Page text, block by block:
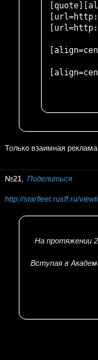
Только взаимная
Поделиться
21
http://starfleet.rusff.ru/
На протяжении
Вступая в